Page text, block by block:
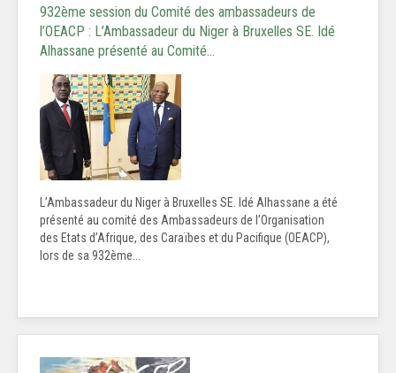
932ème session du Comité des ambassadeurs de
l’OEACP : L’Ambassadeur du Niger à Bruxelles SE. Idé
Alhassane présenté au Comité…
L’Ambassadeur du Niger à Bruxelles SE. Idé Alhassane a été
présenté au comité des Ambassadeurs de l’Organisation
des Etats d’Afrique, des Caraïbes et du Pacifique (OEACP),
lors de sa 932ème...